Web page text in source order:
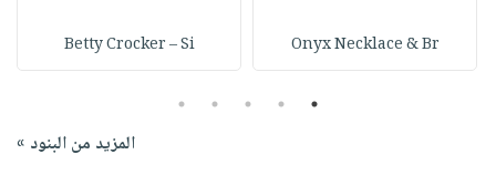
Onyx Necklace & Br
Betty Crocker – Si
1
2
3
4
5
المزيد من البنود »